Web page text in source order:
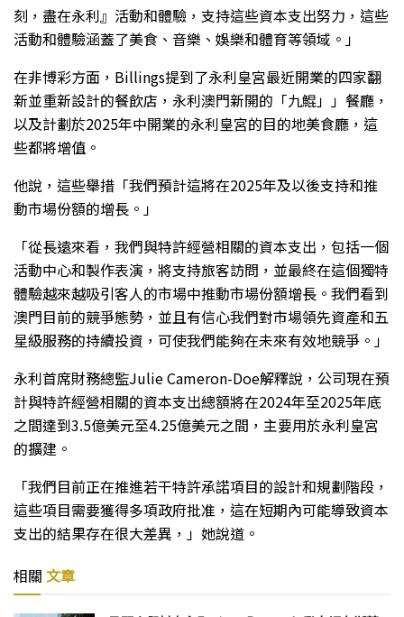
刻，盡在永利』活動和體驗，支持這些資本支出努力，這些
活動和體驗涵蓋了美食、音樂、娛樂和體育等領域。」
在非博彩方面，Billings提到了永利皇宮最近開業的四家翻
新並重新設計的餐飲店，永利澳門新開的「九鯤」」餐廳，
以及計劃於2025年中開業的永利皇宮的目的地美食廳，這
些都將增值。
他說，這些舉措「我們預計這將在2025年及以後支持和推
動市場份額的增長。」
「從長遠來看，我們與特許經營相關的資本支出，包括一個
活動中心和製作表演，將支持旅客訪問，並最終在這個獨特
體驗越來越吸引客人的市場中推動市場份額增長。我們看到
澳門目前的競爭態勢，並且有信心我們對市場領先資產和五
星級服務的持續投資，可使我們能夠在未來有效地競爭。」
永利首席財務總監Julie Cameron-Doe解釋說，公司現在預
計與特許經營相關的資本支出總額將在2024年至2025年底
之間達到3.5億美元至4.25億美元之間，主要用於永利皇宮
的擴建。
「我們目前正在推進若干特許承諾項目的設計和規劃階段，
這些項目需要獲得多項政府批准，這在短期內可能導致資本
支出的結果存在很大差異，」她說道。
相關 文章